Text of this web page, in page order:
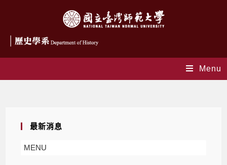
Menu
最新消息
MENU